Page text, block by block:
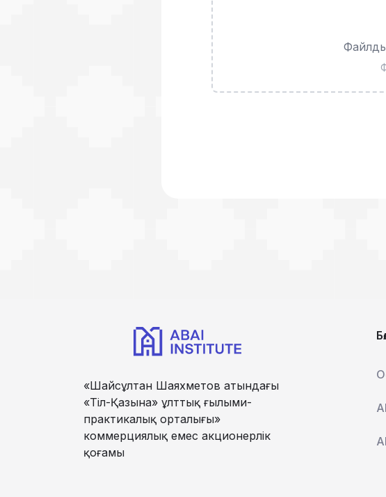
«Шайсұлтан Шаяхметов атындағы
«Тіл-Қазына» ұлттық ғылыми-
практикалық орталығы»
коммерциялық емес акционерлік
қоғамы